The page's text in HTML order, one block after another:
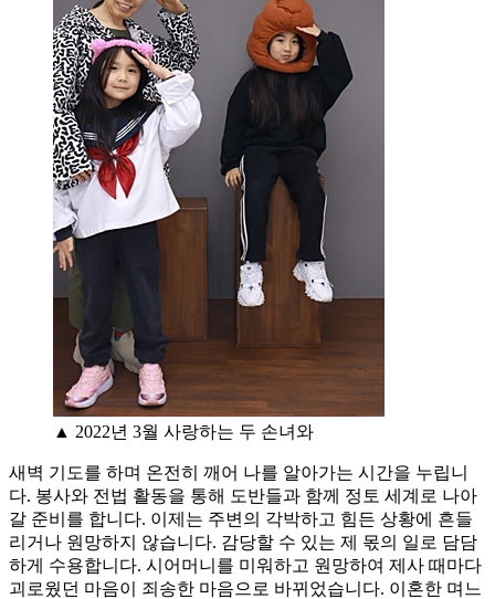
▲ 2022년 3월 사랑하는 두 손녀와
새벽 기도를 하며 온전히 깨어 나를 알아가는 시간을 누립니
다. 봉사와 전법 활동을 통해 도반들과 함께 정토 세계로 나아
갈 준비를 합니다. 이제는 주변의 각박하고 힘든 상황에 흔들
리거나 원망하지 않습니다. 감당할 수 있는 제 몫의 일로 담담
하게 수용합니다. 시어머니를 미워하고 원망하여 제사 때마다
괴로웠던 마음이 죄송한 마음으로 바뀌었습니다. 이혼한 며느